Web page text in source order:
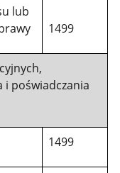
lub
1499
poświadczania
1499